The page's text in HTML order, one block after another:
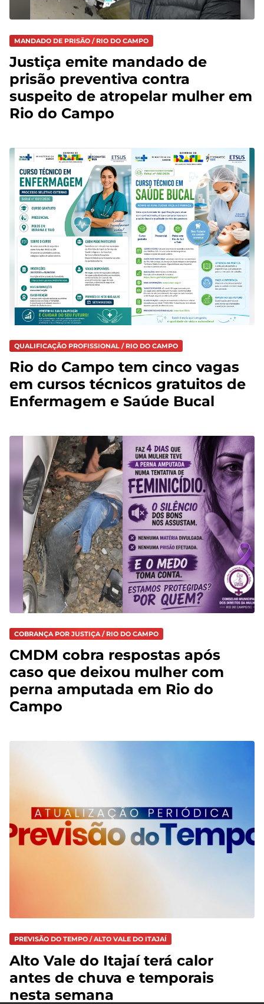
MANDADO DE PRISÃO / RIO DO CAMPO
Justiça emite mandado de
prisão preventiva contra
suspeito de atropelar mulher em
Rio do Campo
QUALIFICAÇÃO PROFISSIONAL / RIO DO CAMPO
Rio do Campo tem cinco vagas
em cursos técnicos gratuitos de
Enfermagem e Saúde Bucal
COBRANÇA POR JUSTIÇA / RIO DO CAMPO
CMDM cobra respostas após
caso que deixou mulher com
perna amputada em Rio do
Campo
PREVISÃO DO TEMPO / ALTO VALE DO ITAJAÍ
Alto Vale do Itajaí terá calor
antes de chuva e temporais
nesta semana